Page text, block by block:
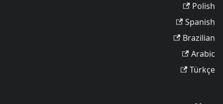
Polish
Spanish
Brazilian
Arabic
Türkçe